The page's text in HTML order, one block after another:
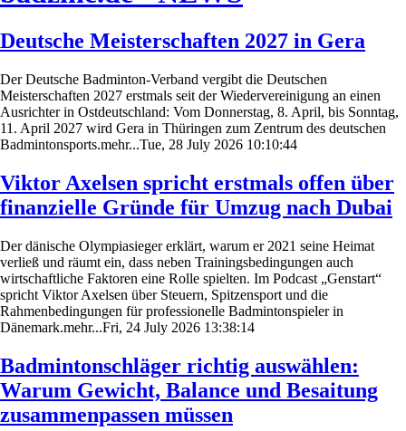
Deutsche Meisterschaften 2027 in Gera
Der Deutsche Badminton-Verband vergibt die Deutschen
Meisterschaften 2027 erstmals seit der Wiedervereinigung an einen
Ausrichter in Ostdeutschland: Vom Donnerstag, 8. April, bis Sonntag,
11. April 2027 wird Gera in Thüringen zum Zentrum des deutschen
Badmintonsports.mehr...Tue, 28 July 2026 10:10:44
Viktor Axelsen spricht erstmals offen über
finanzielle Gründe für Umzug nach Dubai
Der dänische Olympiasieger erklärt, warum er 2021 seine Heimat
verließ und räumt ein, dass neben Trainingsbedingungen auch
wirtschaftliche Faktoren eine Rolle spielten. Im Podcast „Genstart“
spricht Viktor Axelsen über Steuern, Spitzensport und die
Rahmenbedingungen für professionelle Badmintonspieler in
Dänemark.mehr...Fri, 24 July 2026 13:38:14
Badmintonschläger richtig auswählen:
Warum Gewicht, Balance und Besaitung
zusammenpassen müssen